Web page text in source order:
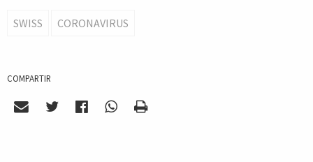
SWISS CORONAVIRUS
COMPARTIR